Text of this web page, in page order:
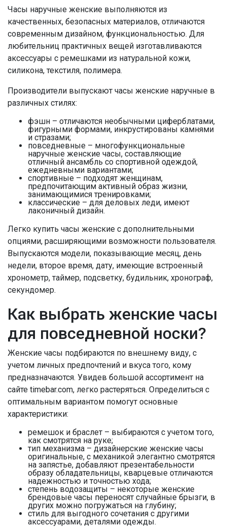
Часы наручные женские выполняются из
качественных, безопасных материалов, отличаются
современным дизайном, функциональностью. Для
любительниц практичных вещей изготавливаются
аксессуары с ремешками из натуральной кожи,
силикона, текстиля, полимера.
Производители выпускают часы женские наручные в
различных стилях:
фэшн – отличаются необычными циферблатами,
фигурными формами, инкрустированы камнями
и стразами;
повседневные – многофункциональные
наручные женские часы, составляющие
отличный ансамбль со спортивной одеждой,
ежедневными вариантами;
спортивные – подходят женщинам,
предпочитающим активный образ жизни,
занимающимися тренировками;
классические – для деловых леди, имеют
лаконичный дизайн.
Легко купить часы женские с дополнительными
опциями, расширяющими возможности пользователя.
Выпускаются модели, показывающие месяц, день
недели, второе время, дату, имеющие встроенный
хронометр, таймер, подсветку, будильник, хронограф,
секундомер.
Как выбрать женские часы
для повседневной носки?
Женские часы подбираются по внешнему виду, с
учетом личных предпочтений и вкуса того, кому
предназначаются. Увидев большой ассортимент на
сайте timebar.com, легко растеряться. Определиться с
оптимальным вариантом помогут основные
характеристики:
ремешок и браслет – выбираются с учетом того,
как смотрятся на руке;
тип механизма – дизайнерские женские часы
оригинальные, с механикой элегантно смотрятся
на запястье, добавляют презентабельности
образу обладательницы, кварцевые отличаются
надежностью и точностью хода;
степень водозащиты – некоторые женские
брендовые часы переносят случайные брызги, в
других можно погружаться на глубину;
стиль для выгодного сочетания с другими
аксессуарами, деталями одежды.